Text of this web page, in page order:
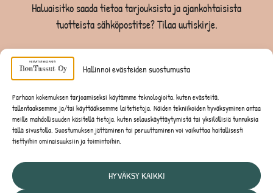
Hallinnoi evästeiden suostumusta
Parhaan kokemuksen tarjoamiseksi käytämme teknologioita, kuten evästeitä,
tallentaaksemme ja/tai käyttääksemme laitetietoja. Näiden tekniikoiden hyväksyminen antaa
meille mahdollisuuden käsitellä tietoja, kuten selauskäyttäytymistä tai yksilöllisiä tunnuksia
tällä sivustolla. Suostumuksen jättäminen tai peruuttaminen voi vaikuttaa haitallisesti
tiettyihin ominaisuuksiin ja toimintoihin.
HYVÄKSY KAIKKI
Haluaisitko saada tietoa tarjouksista ja ajankohtaisista
tuotteista sähköpostitse? Tilaa uutiskirje.
TILAA UUTISKIRJE -SAAT -10% EKASTA TILAUKSESTA
KISSOILLE
JYRSIJÖILLE